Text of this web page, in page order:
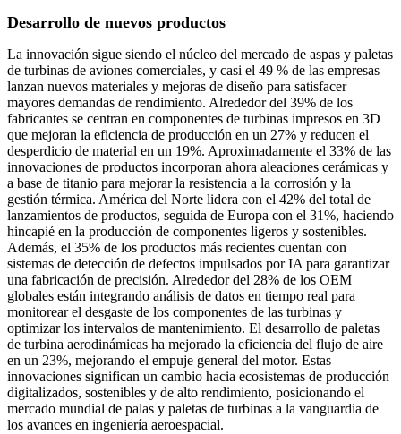
Desarrollo de nuevos productos
La innovación sigue siendo el núcleo del mercado de aspas y paletas
de turbinas de aviones comerciales, y casi el 49 % de las empresas
lanzan nuevos materiales y mejoras de diseño para satisfacer
mayores demandas de rendimiento. Alrededor del 39% de los
fabricantes se centran en componentes de turbinas impresos en 3D
que mejoran la eficiencia de producción en un 27% y reducen el
desperdicio de material en un 19%. Aproximadamente el 33% de las
innovaciones de productos incorporan ahora aleaciones cerámicas y
a base de titanio para mejorar la resistencia a la corrosión y la
gestión térmica. América del Norte lidera con el 42% del total de
lanzamientos de productos, seguida de Europa con el 31%, haciendo
hincapié en la producción de componentes ligeros y sostenibles.
Además, el 35% de los productos más recientes cuentan con
sistemas de detección de defectos impulsados ​​por IA para garantizar
una fabricación de precisión. Alrededor del 28% de los OEM
globales están integrando análisis de datos en tiempo real para
monitorear el desgaste de los componentes de las turbinas y
optimizar los intervalos de mantenimiento. El desarrollo de paletas
de turbina aerodinámicas ha mejorado la eficiencia del flujo de aire
en un 23%, mejorando el empuje general del motor. Estas
innovaciones significan un cambio hacia ecosistemas de producción
digitalizados, sostenibles y de alto rendimiento, posicionando el
mercado mundial de palas y paletas de turbinas a la vanguardia de
los avances en ingeniería aeroespacial.